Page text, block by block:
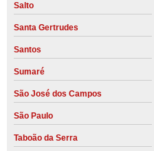
Salto
Santa Gertrudes
Santos
Sumaré
São José dos Campos
São Paulo
Taboão da Serra